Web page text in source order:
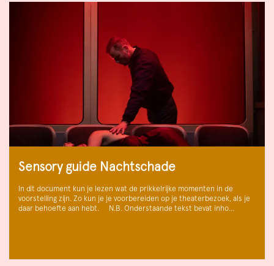
Sensory guide Nachtschade
In dit document kun je lezen wat de prikkelrijke momenten in de
voorstelling zijn. Zo kun je je voorbereiden op je theaterbezoek, als je
daar behoefte aan hebt. N.B. Onderstaande tekst bevat inho…